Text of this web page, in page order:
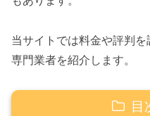
当サイトでは料金や評判
専門業者を紹介します。
目